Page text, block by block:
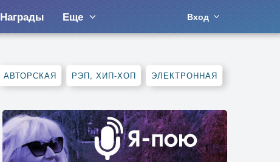
Награды Еще Вход
АВТОРСКАЯ РЭП, ХИП-ХОП ЭЛЕКТРОННАЯ